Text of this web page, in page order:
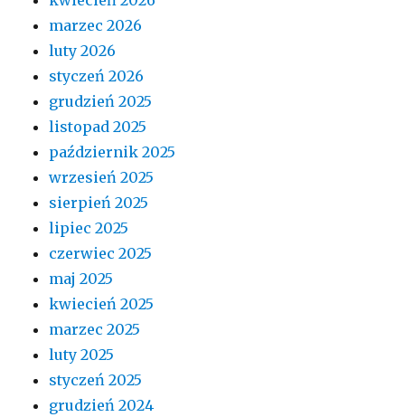
marzec 2026
luty 2026
styczeń 2026
grudzień 2025
listopad 2025
październik 2025
wrzesień 2025
sierpień 2025
lipiec 2025
czerwiec 2025
maj 2025
kwiecień 2025
marzec 2025
luty 2025
styczeń 2025
grudzień 2024